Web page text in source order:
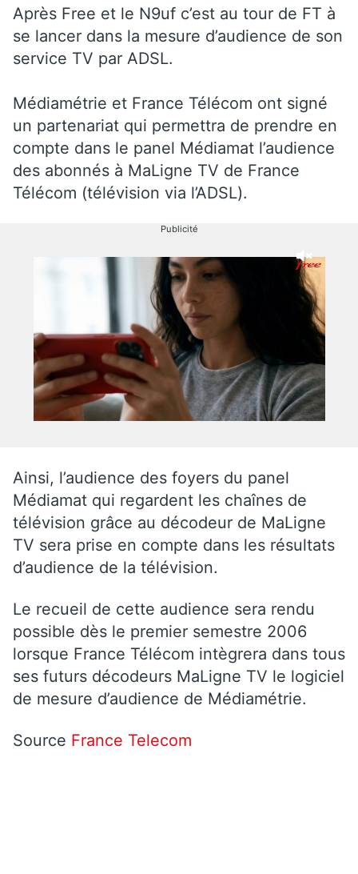
Après Free et le N9uf c’est au tour de FT à
se lancer dans la mesure d’audience de son
service TV par ADSL.
Médiamétrie et France Télécom ont signé
un partenariat qui permettra de prendre en
compte dans le panel Médiamat l’audience
des abonnés à MaLigne TV de France
Télécom (télévision via l’ADSL).
Publicité
Ainsi, l’audience des foyers du panel
Médiamat qui regardent les chaînes de
télévision grâce au décodeur de MaLigne
TV sera prise en compte dans les résultats
d’audience de la télévision.
Le recueil de cette audience sera rendu
possible dès le premier semestre 2006
lorsque France Télécom intègrera dans tous
ses futurs décodeurs MaLigne TV le logiciel
de mesure d’audience de Médiamétrie.
Source France Telecom